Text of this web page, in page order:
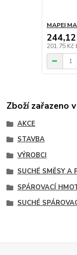
MAPEI
244,12
201,75 Kč
Zboží zařazeno
AKCE
STAVBA
VÝROBCI
SUCHÉ SMĚSY A
SPÁROVACÍ
SUCHÉ